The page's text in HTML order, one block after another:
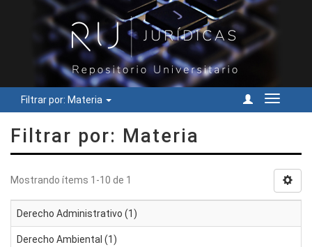
Filtrar por: Materia
Cambiar
Filtrar por: Materia
Mostrando ítems 1-10 de 1
Derecho Administrativo (1)
Derecho Ambiental (1)